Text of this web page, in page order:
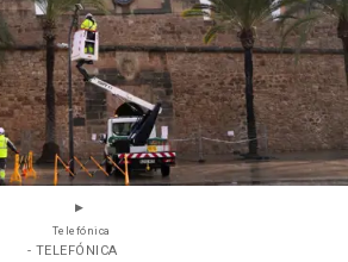
Telefónica
- TELEFÓNICA